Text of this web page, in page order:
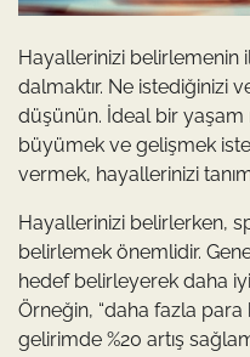
Hayallerinizi belirlemenin
dalmaktır. Ne istediğinizi
düşünün. İdeal bir yaşam
büyümek ve gelişmek
vermek, hayallerinizi
Hayallerinizi belirlerken,
belirlemek önemlidir.
hedef belirleyerek daha
Örneğin, “daha fazla para
gelirimde %20 artış